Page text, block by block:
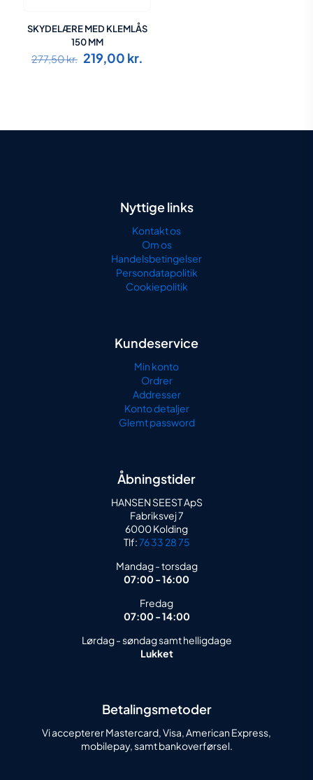
SKYDELÆRE MED KLEMLÅS
150 MM
277,50kr. Den
oprindelige
219,00 kr.
Nyttige links
Kontakt os
Om os
Handelsbetingelser
Persondatapolitik
Cookiepolitik
Kundeservice
Min konto
Ordrer
Addresser
Konto detaljer
Glemt password
Åbningstider
HANSEN SEEST ApS
Fabriksvej 7
6000 Kolding
Tlf:76 33 28 75
Mandag - torsdag
07:00 - 16:00
Fredag
07:00 - 14:00
Lørdag - søndag samt helligdage
Lukket
Betalingsmetoder
Vi accepterer Mastercard, Visa, American Express,
mobilepay, samt bankoverførsel.